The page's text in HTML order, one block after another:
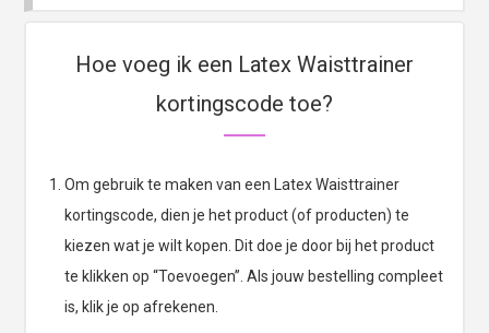
Hoe voeg ik een Latex Waisttrainer
kortingscode toe?
Om gebruik te maken van een Latex Waisttrainer
kortingscode, dien je het product (of producten) te
kiezen wat je wilt kopen. Dit doe je door bij het product
te klikken op “Toevoegen”. Als jouw bestelling compleet
is, klik je op afrekenen.